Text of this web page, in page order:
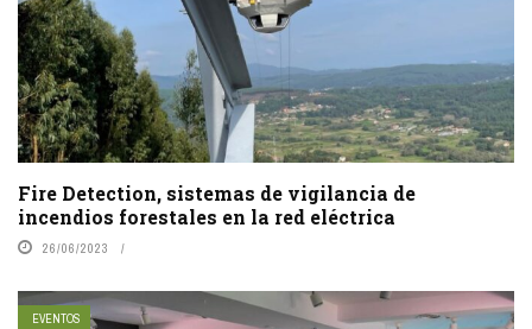
Fire Detection, sistemas de vigilancia de
incendios forestales en la red eléctrica
26/06/2023
EVENTOS